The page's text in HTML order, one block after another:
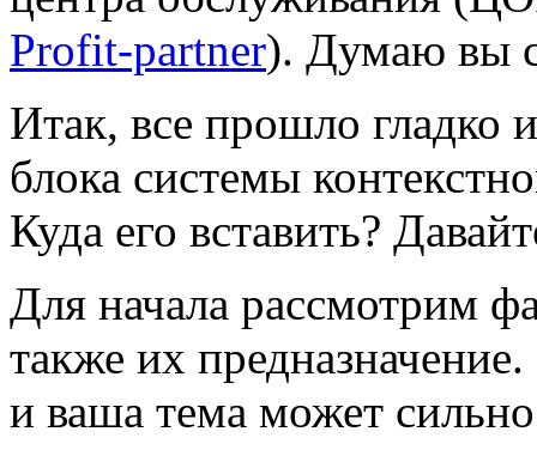
Profit-partner). Думаю вы
Итак, все прошло гладко
блока системы
Куда его вставить?
Для начала рассмотрим
также их
и ваша тема может